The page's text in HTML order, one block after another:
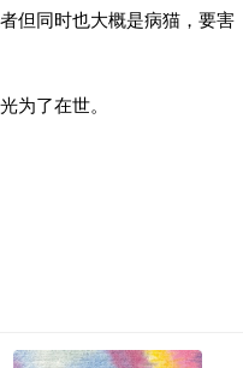
但同时也大概是病猫，要害
为了在世。